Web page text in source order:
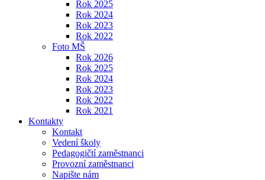
Rok 2025
Rok 2024
Rok 2023
Rok 2022
Foto MŠ
Rok 2026
Rok 2025
Rok 2024
Rok 2023
Rok 2022
Rok 2021
Kontakty
Kontakt
Vedení školy
Pedagogičtí zaměstnanci
Provozní zaměstnanci
Napište nám